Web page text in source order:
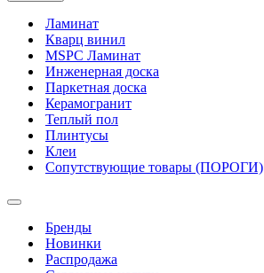
Ламинат
Кварц винил
MSPC Ламинат
Инженерная доска
Паркетная доска
Керамогранит
Теплый пол
Плинтусы
Клеи
Сопутствующие товары (ПОРОГИ)
Бренды
Новинки
Распродажа